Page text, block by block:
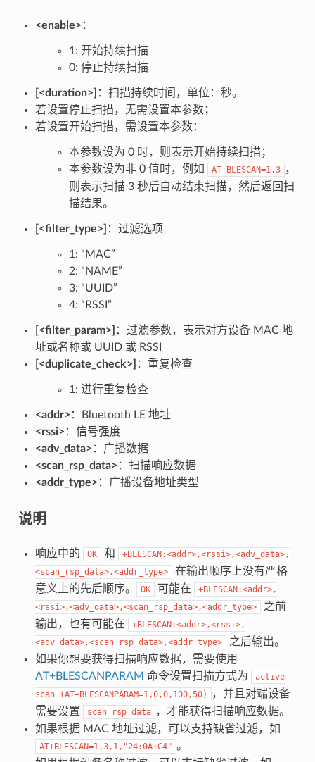
<enable> ：
1: 开始持续扫描
0: 停止持续扫描
[<duration>] ：扫描持续时间，单位：秒。
若设置停止扫描，无需设置本参数；
若设置开始扫描，需设置本参数：
本参数设为 0 时，则表示开始持续扫描；
本参数设为非 0 值时，例如
AT+BLESCAN=1,3 ，
则表示扫描 3 秒后自动结束扫描，然后返回扫
描结果。
[<filter_type>] ：过滤选项
1: “MAC”
2: “NAME”
3: “UUID”
4: “RSSI”
[<filter_param>] ：过滤参数，表示对方设备 MAC 地
址或名称或 UUID 或 RSSI
[<duplicate_check>] ：重复检查
1: 进行重复检查
<addr> ：Bluetooth LE 地址
<rssi> ：信号强度
<adv_data> ：广播数据
<scan_rsp_data> ：扫描响应数据
<addr_type> ：广播设备地址类型
说明
响应中的 OK 和
+BLESCAN:<addr>,<rssi>,<adv_data>,
<scan_rsp_data>,<addr_type>
在输出顺序上没有严格
意义上的先后顺序。
OK 可能在
+BLESCAN:<addr>,
<rssi>,<adv_data>,<scan_rsp_data>,<addr_type>
之前
输出，也有可能在
+BLESCAN:<addr>,<rssi>,
<adv_data>,<scan_rsp_data>,<addr_type>
之后输出。
如果你想要获得扫描响应数据，需要使用
AT+BLESCANPARAM 命令设置扫描方式为
active
scan
(AT+BLESCANPARAM=1,0,0,100,50)
，并且对端设备
需要设置
scan rsp data ，才能获得扫描响应数据。
如果根据 MAC 地址过滤，可以支持缺省过滤，如
AT+BLESCAN=1,3,1,"24:0A:C4" 。